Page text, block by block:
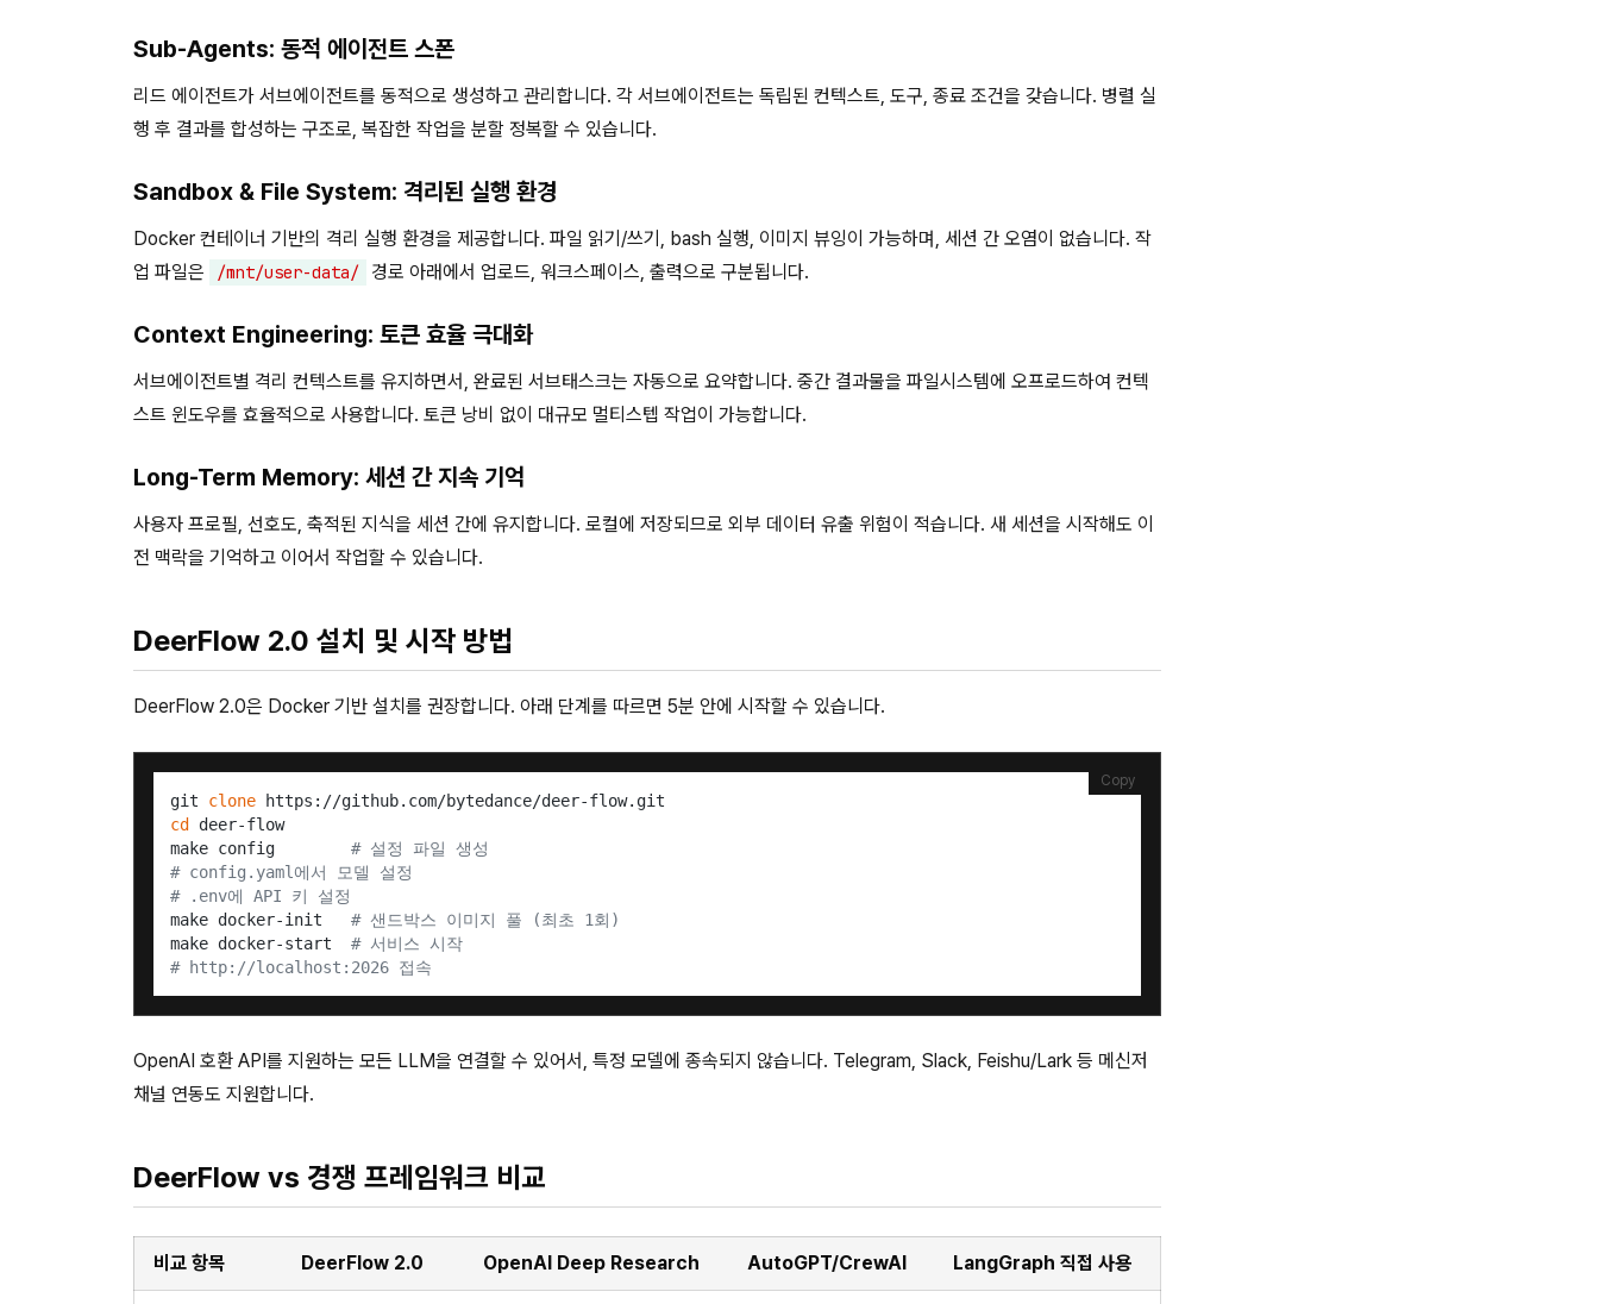
Sub-Agents: 동적 에이전트 스폰
리드 에이전트가 서브에이전트를 동적으로 생성하고 관리합니다. 각 서브에이전트는 독립된 컨텍스트, 도구, 종료 조건을 갖습니다. 병렬 실
행 후 결과를 합성하는 구조로, 복잡한 작업을 분할 정복할 수 있습니다.
Sandbox & File System: 격리된 실행 환경
Docker 컨테이너 기반의 격리 실행 환경을 제공합니다. 파일 읽기/쓰기, bash 실행, 이미지 뷰잉이 가능하며, 세션 간 오염이 없습니다. 작
업 파일은
/mnt/user-data/ 경로 아래에서 업로드, 워크스페이스, 출력으로 구분됩니다.
Context Engineering: 토큰 효율 극대화
서브에이전트별 격리 컨텍스트를 유지하면서, 완료된 서브태스크는 자동으로 요약합니다. 중간 결과물을 파일시스템에 오프로드하여 컨텍
스트 윈도우를 효율적으로 사용합니다. 토큰 낭비 없이 대규모 멀티스텝 작업이 가능합니다.
Long-Term Memory: 세션 간 지속 기억
사용자 프로필, 선호도, 축적된 지식을 세션 간에 유지합니다. 로컬에 저장되므로 외부 데이터 유출 위험이 적습니다. 새 세션을 시작해도 이
전 맥락을 기억하고 이어서 작업할 수 있습니다.
DeerFlow 2.0 설치 및 시작 방법
DeerFlow 2.0은 Docker 기반 설치를 권장합니다. 아래 단계를 따르면 5분 안에 시작할 수 있습니다.
git clone
cd
deer-flow
make config # 설정 파일 생성
# config.yaml에서 모델 설정
# .env에 API 키 설정
make docker-init # 샌드박스 이미지 풀 (최초 1회)
make docker-start # 서비스 시작
# http://localhost:2026 접속
Copy
OpenAI 호환 API를 지원하는 모든 LLM을 연결할 수 있어서, 특정 모델에 종속되지 않습니다. Telegram, Slack, Feishu/Lark 등 메신저
채널 연동도 지원합니다.
DeerFlow vs 경쟁 프레임워크 비교
비교 항목 DeerFlow 2.0 OpenAI Deep Research AutoGPT/CrewAI LangGraph 직접 사용